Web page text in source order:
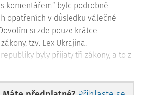
komentářem“ bylo podrobně
opatřeních v důsledku válečné
si zde pouze krátce
tzv. Lex Ukrajina.
byly přijaty tři zákony, a to z